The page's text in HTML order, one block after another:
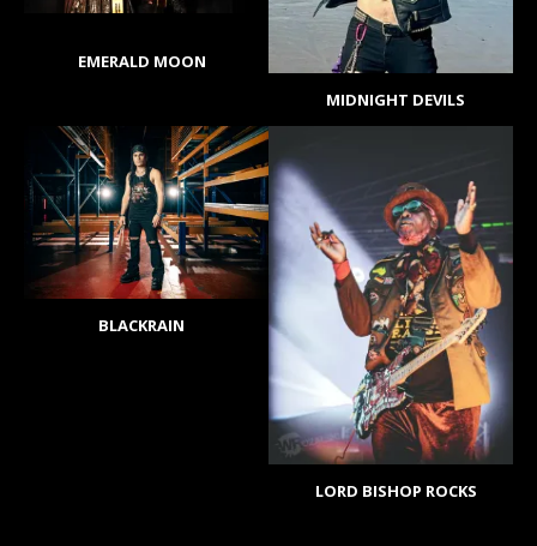
EMERALD MOON
MIDNIGHT DEVILS
BLACKRAIN
LORD BISHOP ROCKS